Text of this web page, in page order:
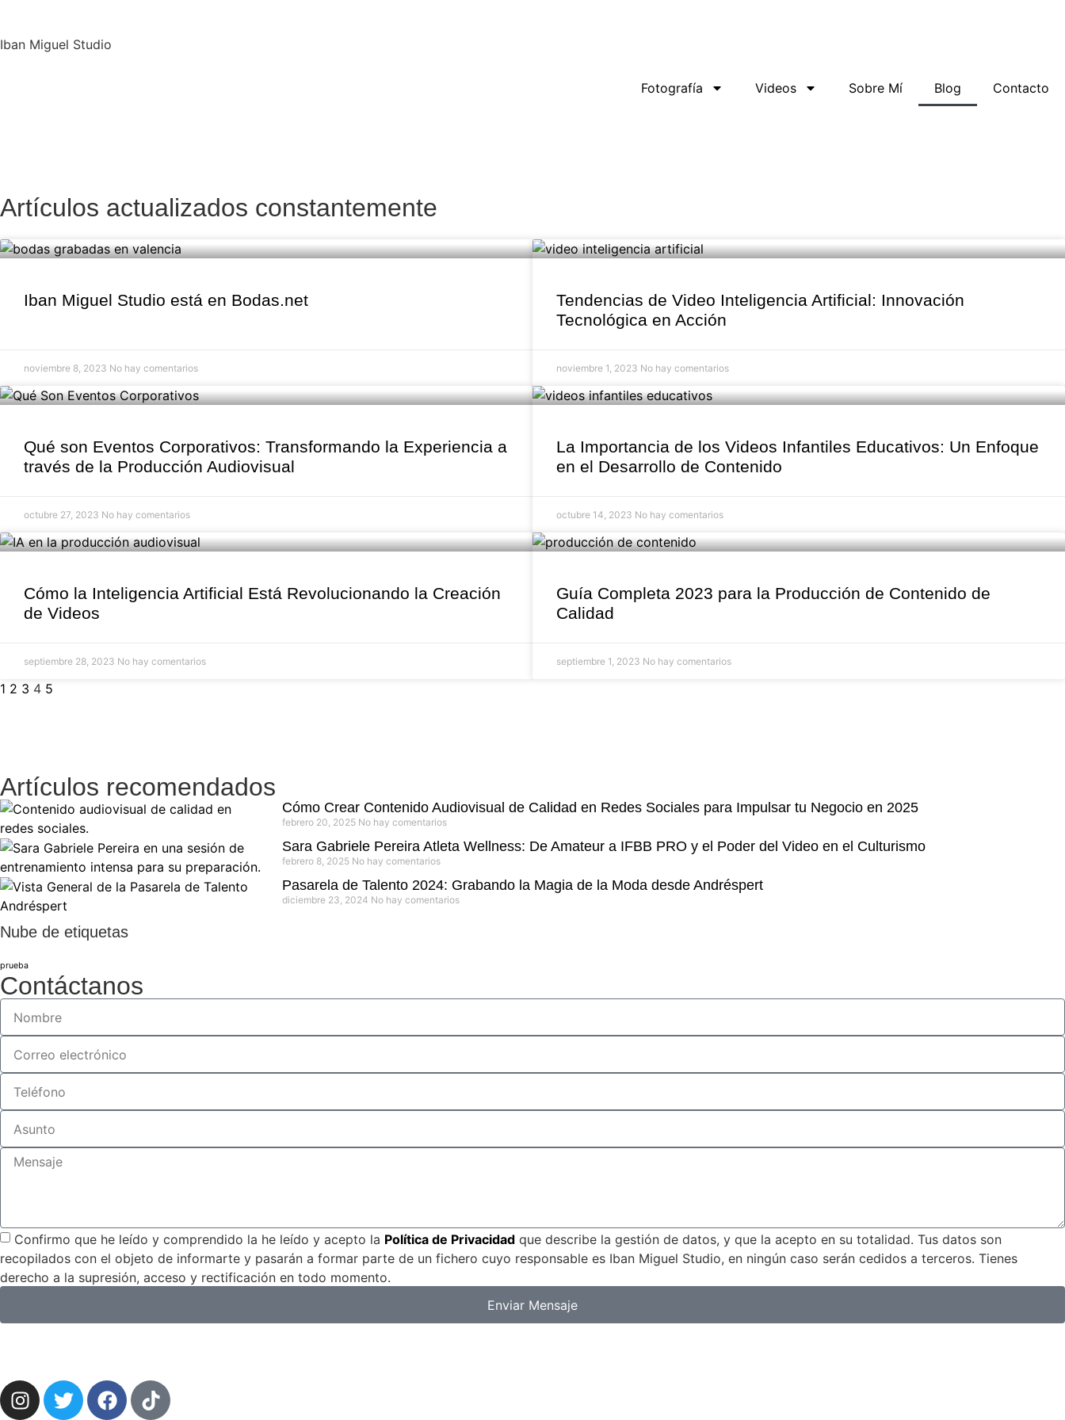
Iban Miguel Studio
Fotografía Videos Sobre Mí Blog Contacto
Artículos actualizados constantemente
Iban Miguel Studio está en Bodas.net
noviembre 8, 2023 No hay comentarios
Tendencias de Video Inteligencia Artificial: Innovación
Tecnológica en Acción
noviembre 1, 2023 No hay comentarios
Qué son Eventos Corporativos: Transformando la Experiencia a
través de la Producción Audiovisual
octubre 27, 2023 No hay comentarios
La Importancia de los Videos Infantiles Educativos: Un Enfoque
en el Desarrollo de Contenido
octubre 14, 2023 No hay comentarios
Cómo la Inteligencia Artificial Está Revolucionando la Creación
de Videos
septiembre 28, 2023 No hay comentarios
Guía Completa 2023 para la Producción de Contenido de
Calidad
septiembre 1, 2023 No hay comentarios
1 2 3 4 5
Artículos recomendados
Cómo Crear Contenido Audiovisual de Calidad en Redes Sociales para Impulsar tu Negocio en 2025
febrero 20, 2025 No hay comentarios
Sara Gabriele Pereira Atleta Wellness: De Amateur a IFBB PRO y el Poder del Video en el Culturismo
febrero 8, 2025 No hay comentarios
Pasarela de Talento 2024: Grabando la Magia de la Moda desde Andréspert
diciembre 23, 2024 No hay comentarios
Nube de etiquetas
prueba
Contáctanos
Confirmo que he leído y comprendido la he leído y acepto la Política de Privacidad que describe la gestión de datos, y que la acepto en su totalidad. Tus datos son
recopilados con el objeto de informarte y pasarán a formar parte de un fichero cuyo responsable es Iban Miguel Studio, en ningún caso serán cedidos a terceros. Tienes
derecho a la supresión, acceso y rectificación en todo momento.
Enviar Mensaje